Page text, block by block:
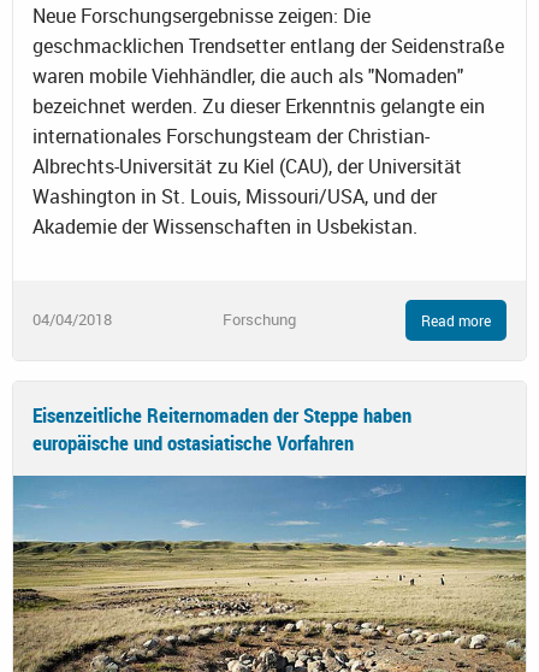
Neue Forschungsergebnisse zeigen: Die
geschmacklichen Trendsetter entlang der Seidenstraße
waren mobile Viehhändler, die auch als "Nomaden"
bezeichnet werden. Zu dieser Erkenntnis gelangte ein
internationales Forschungsteam der Christian-
Albrechts-Universität zu Kiel (CAU), der Universität
Washington in St. Louis, Missouri/USA, und der
Akademie der Wissenschaften in Usbekistan.
04/04/2018 Forschung Read more
Eisenzeitliche Reiternomaden der Steppe haben
europäische und ostasiatische Vorfahren